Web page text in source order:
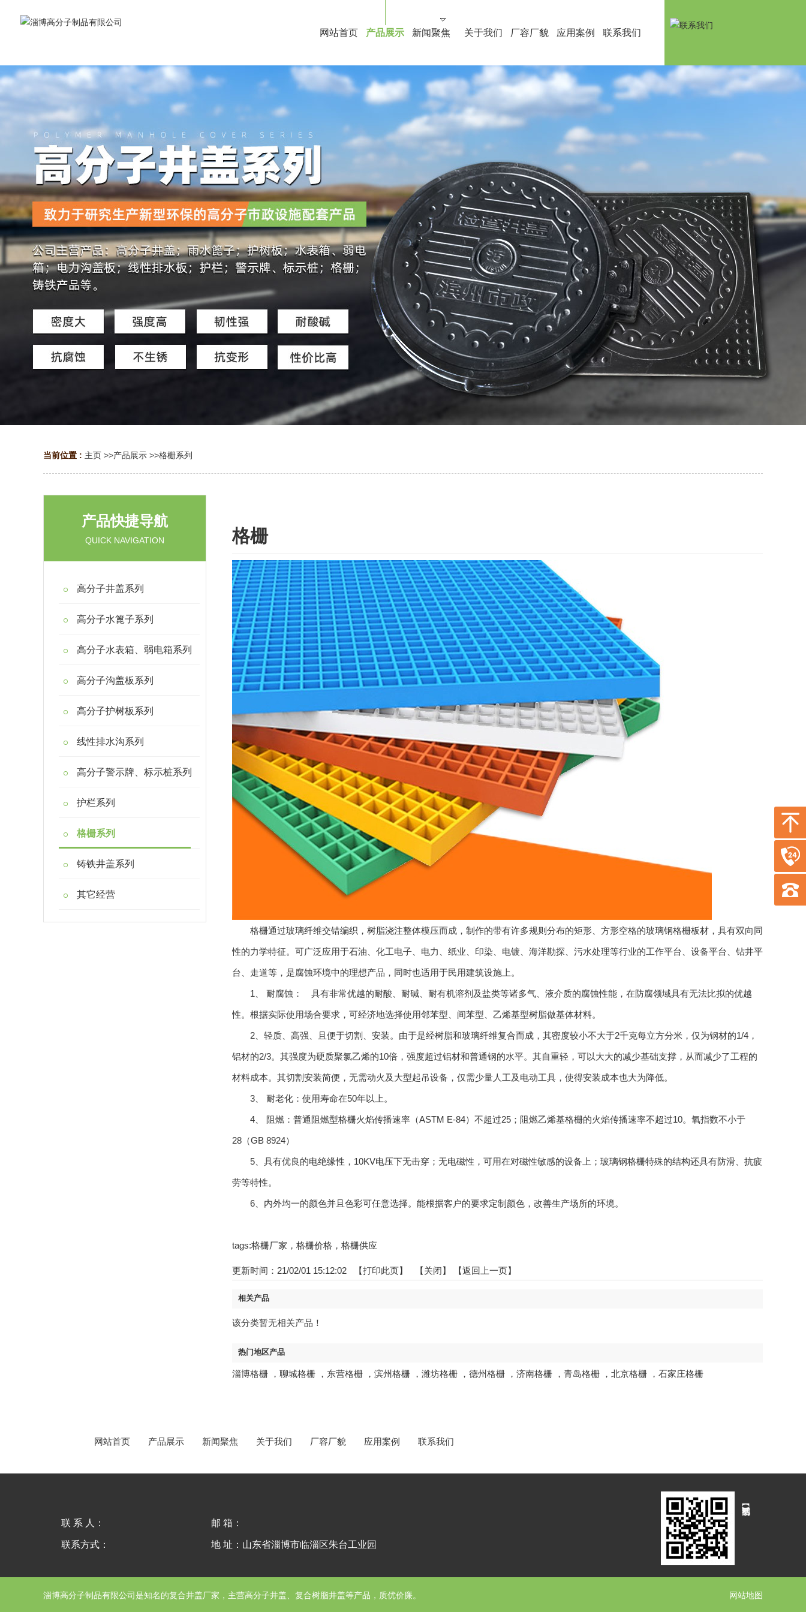
网站首页 产品展示 新闻聚焦 关于我们 厂容厂貌 应用案例 联系我们
当前位置 : 主页 >>产品展示 >>格栅系列
产品快捷导航
QUICK NAVIGATION
高分子井盖系列
高分子水篦子系列
高分子水表箱、弱电箱系列
高分子沟盖板系列
高分子护树板系列
线性排水沟系列
高分子警示牌、标示桩系列
护栏系列
格栅系列
铸铁井盖系列
其它经营
格栅
格栅通过玻璃纤维交错编织，树脂浇注整体模压而成，制作的带有许多规则分布的矩形、方形空格的玻璃钢格栅板材，具有双向同
性的力学特征。可广泛应用于石油、化工电子、电力、纸业、印染、电镀、海洋勘探、污水处理等行业的工作平台、设备平台、钻井平
台、走道等，是腐蚀环境中的理想产品，同时也适用于民用建筑设施上。
1、 耐腐蚀： 具有非常优越的耐酸、耐碱、耐有机溶剂及盐类等诸多气、液介质的腐蚀性能，在防腐领域具有无法比拟的优越
性。根据实际使用场合要求，可经济地选择使用邻苯型、间苯型、乙烯基型树脂做基体材料。
2、轻质、高强、且便于切割、安装。由于是经树脂和玻璃纤维复合而成，其密度较小不大于2千克每立方分米，仅为钢材的1/4，
铝材的2/3。其强度为硬质聚氯乙烯的10倍，强度超过铝材和普通钢的水平。其自重轻，可以大大的减少基础支撑，从而减少了工程的
材料成本。其切割安装简便，无需动火及大型起吊设备，仅需少量人工及电动工具，使得安装成本也大为降低。
3、 耐老化：使用寿命在50年以上。
4、 阻燃：普通阻燃型格栅火焰传播速率（ASTM E-84）不超过25；阻燃乙烯基格栅的火焰传播速率不超过10。氧指数不小于
28（GB 8924）
5、具有优良的电绝缘性，10KV电压下无击穿；无电磁性，可用在对磁性敏感的设备上；玻璃钢格栅特殊的结构还具有防滑、抗疲
劳等特性。
6、内外均一的颜色并且色彩可任意选择。能根据客户的要求定制颜色，改善生产场所的环境。
tags:格栅厂家，格栅价格，格栅供应
更新时间：21/02/01 15:12:02 【打印此页】 【关闭】 【返回上一页】
相关产品
该分类暂无相关产品！
热门地区产品
淄博格栅 ， 聊城格栅 ， 东营格栅 ， 滨州格栅 ， 潍坊格栅 ， 德州格栅 ， 济南格栅 ， 青岛格栅 ， 北京格栅 ， 石家庄格栅
网站首页 产品展示 新闻聚焦 关于我们 厂容厂貌 应用案例 联系我们
联 系 人：
联系方式：
邮 箱：
地 址：山东省淄博市临淄区朱台工业园
淄博高分子制品有限公司是知名的复合井盖厂家，主营高分子井盖、复合树脂井盖等产品，质优价廉。 网站地图